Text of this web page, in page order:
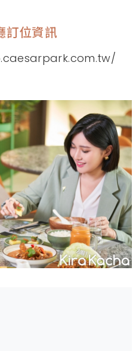
訂位資訊